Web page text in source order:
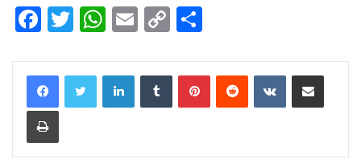
F
c
e
b
o
T
itt
er
W
a
ts
p
E
ai
l
C
p
y
n
ar
e
LinkedInTumblrPinterestReddit VKontakteShare via Email
Print